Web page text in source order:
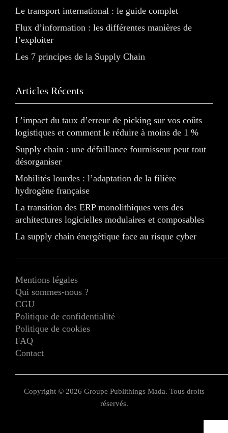
Le transport international : le guide complet
Flux d’information : les différentes manières de
l’exploiter
Les 7 principes de la Supply Chain
Articles Récents
L’impact du taux d’erreur de picking sur vos coûts
logistiques et comment le réduire à moins de 1 %
Supply chain : une défaillance fournisseur peut tout
désorganiser
Mobilités lourdes : l’adaptation de la filière
hydrogène française
La transition des ERP monolithiques vers des
architectures logicielles modulaires et composables
La supply chain énergétique face au risque cyber
Mentions légales
Qui sommes-nous ?
CGU
Politique de confidentialité
Politique de cookies
FAQ
Contact
Copyright © 2026 Groupe Publithings Mada. Tous droits
réservés.